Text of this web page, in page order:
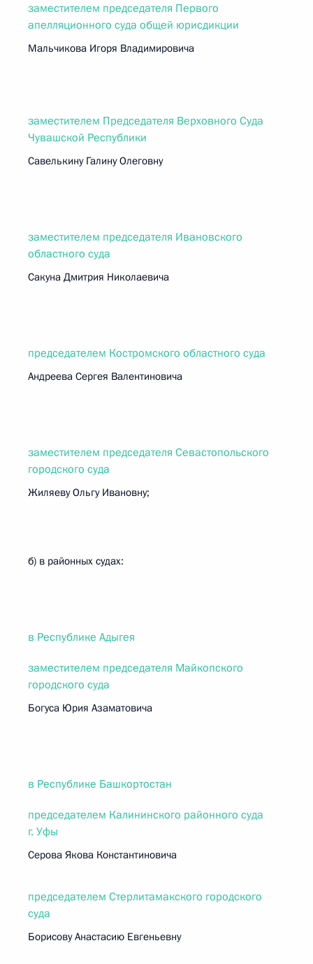
заместителем председателя Первого
апелляционного суда общей юрисдикции
Мальчикова Игоря Владимировича
заместителем Председателя Верховного Суда
Чувашской Республики
Савелькину Галину Олеговну
заместителем председателя Ивановского
областного суда
Сакуна Дмитрия Николаевича
председателем Костромского областного суда
Андреева Сергея Валентиновича
заместителем председателя Севастопольского
городского суда
Жиляеву Ольгу Ивановну;
б) в районных судах:
в Республике Адыгея
заместителем председателя Майкопского
городского суда
Богуса Юрия Азаматовича
в Республике Башкортостан
председателем Калининского районного суда
г. Уфы
Серова Якова Константиновича
председателем Стерлитамакского городского
суда
Борисову Анастасию Евгеньевну